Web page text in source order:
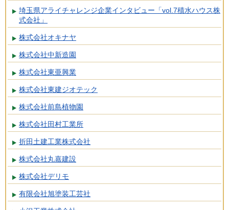
埼玉県アライチャレンジ企業インタビュー「vol.7積水ハウス株
式会社」
株式会社オキナヤ
株式会社中新造園
株式会社東亜興業
株式会社東建ジオテック
株式会社前島植物園
株式会社田村工業所
折田土建工業株式会社
株式会社丸嘉建設
株式会社デリモ
有限会社旭塗装工芸社